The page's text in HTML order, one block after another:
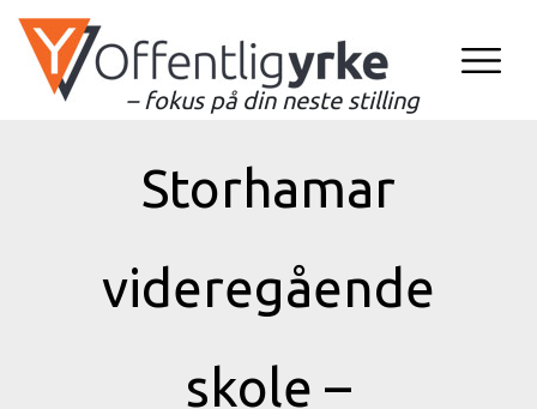
– fokus på din neste stilling
Storhamar
videregående
skole –